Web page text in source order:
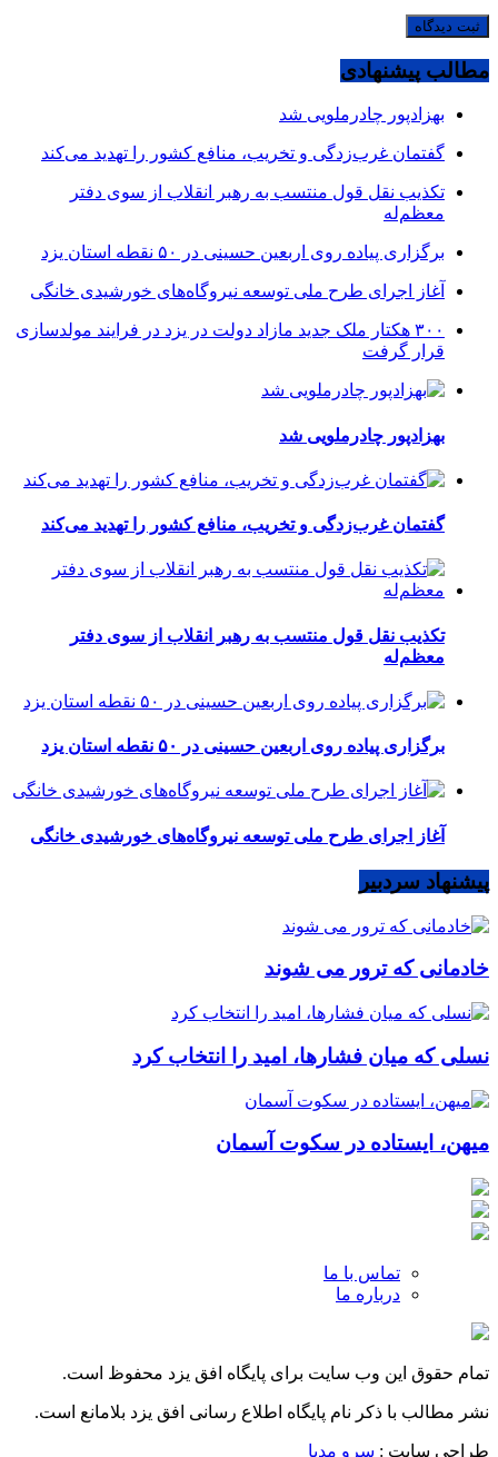
مطالب پیشنهادی
بهزادپور چادرملویی شد
گفتمان غرب‌زدگی و تخریب، منافع کشور را تهدید می‌کند
تکذیب نقل قول منتسب به رهبر انقلاب از سوی دفتر
معظم‌له
برگزاری پیاده روی اربعین حسینی در ۵۰ نقطه استان یزد
آغاز اجرای طرح ملی توسعه نیروگاه‌های خورشیدی خانگی
۳۰۰ هکتار ملک جدید مازاد دولت در یزد در فرایند مولدسازی
قرار گرفت
بهزادپور چادرملویی شد
گفتمان غرب‌زدگی و تخریب، منافع کشور را تهدید می‌کند
تکذیب نقل قول منتسب به رهبر انقلاب از سوی دفتر
معظم‌له
برگزاری پیاده روی اربعین حسینی در ۵۰ نقطه استان یزد
آغاز اجرای طرح ملی توسعه نیروگاه‌های خورشیدی خانگی
پیشنهاد سردبیر
خادمانی که ترور می شوند
نسلی که میان فشارها، امید را انتخاب کرد
میهن، ایستاده در سکوت آسمان
تماس با ما
درباره ما
تمام حقوق این وب سایت برای پایگاه افق یزد محفوظ است.
نشر مطالب با ذکر نام پایگاه اطلاع رسانی افق یزد بلامانع است.
طراحی سایت : سرو مدیا